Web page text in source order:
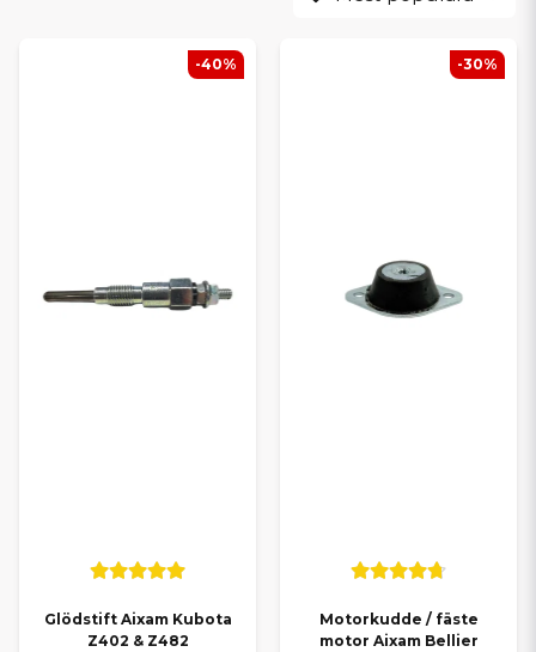
Glödstift Aixam Kubota
Z402 & Z482
-40%
Motorkudde / fäste
motor Aixam Bellier
-30%